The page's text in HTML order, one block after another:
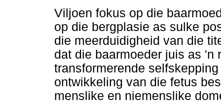
Viljoen fokus op die
op die bergplasie as sulke
die meerduidigheid van die
dat die baarmoeder juis as 'n
transformerende
ontwikkeling van die fetus
menslike en niemenslike